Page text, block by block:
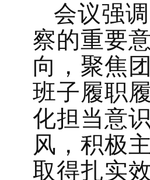
会议强
察的重要
向，聚焦
班子履职
化担当意
风，积极
取得扎实